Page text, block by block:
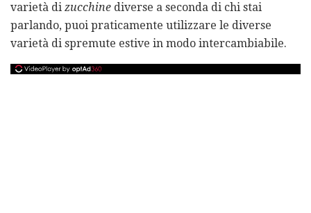
varietà di zucchine diverse a seconda di chi stai
parlando, puoi praticamente utilizzare le diverse
varietà di spremute estive in modo intercambiabile.